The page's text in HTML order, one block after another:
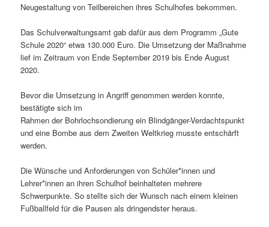
Neugestaltung von Teilbereichen ihres Schulhofes bekommen.
Das Schulverwaltungsamt gab dafür aus dem Programm „Gute
Schule 2020“ etwa 130.000 Euro. Die Umsetzung der Maßnahme
lief im Zeitraum von Ende September 2019 bis Ende August
2020.
Bevor die Umsetzung in Angriff genommen werden konnte,
bestätigte sich im
Rahmen der Bohrlochsondierung ein Blindgänger-Verdachtspunkt
und eine Bombe aus dem Zweiten Weltkrieg musste entschärft
werden.
Die Wünsche und Anforderungen von Schüler*innen und
Lehrer*innen an ihren Schulhof beinhalteten mehrere
Schwerpunkte. So stellte sich der Wunsch nach einem kleinen
Fußballfeld für die Pausen als dringendster heraus.